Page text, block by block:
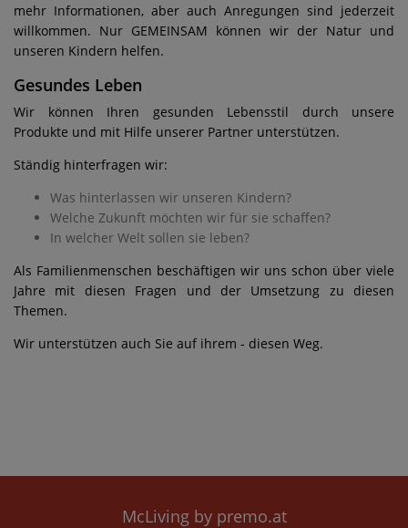
mehr Informationen, aber auch Anregungen sind jederzeit
willkommen. Nur GEMEINSAM können wir der Natur und
unseren Kindern helfen.
Gesundes Leben
Wir können Ihren gesunden Lebensstil durch unsere
Produkte und mit Hilfe unserer Partner unterstützen.
Ständig hinterfragen wir:
Was hinterlassen wir unseren Kindern?
Welche Zukunft möchten wir für sie schaffen?
In welcher Welt sollen sie leben?
Als Familienmenschen beschäftigen wir uns schon über viele
Jahre mit diesen Fragen und der Umsetzung zu diesen
Themen.
Wir unterstützen auch Sie auf ihrem - diesen Weg.
McLiving by premo.at